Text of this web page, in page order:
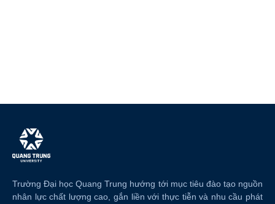
Trường Đại học Quang Trung hướng tới mục tiêu đào tạo nguồn
nhân lực chất lượng cao, gắn liền với thực tiễn và nhu cầu phát